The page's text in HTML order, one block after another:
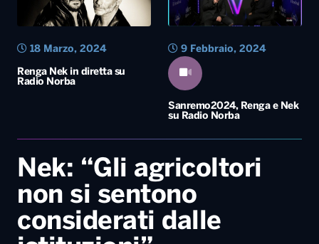
Renga Nek in diretta su
Radio Norba
18 Marzo, 2024
Sanremo2024, Renga e Nek
su Radio Norba
9 Febbraio, 2024
Nek: “Gli agricoltori
non si sentono
considerati dalle